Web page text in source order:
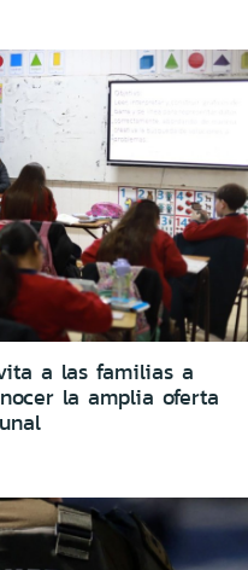
a las familias a
la amplia oferta